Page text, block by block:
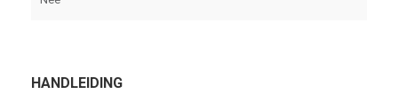
HANDLEIDING